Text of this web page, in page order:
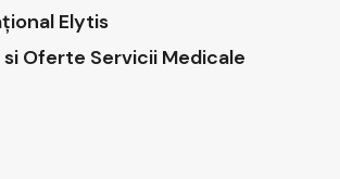
Elytis
Oferte Servicii Medicale